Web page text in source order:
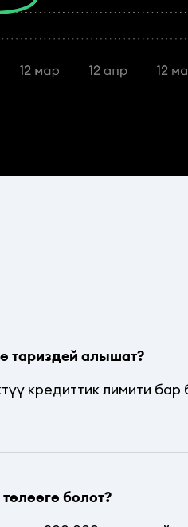
тариздей алышат?
кредиттик лимити
болот?